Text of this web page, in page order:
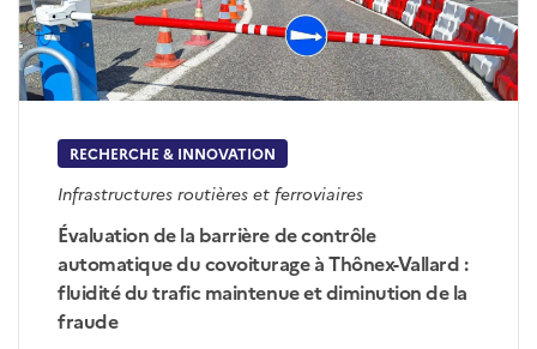
RECHERCHE & INNOVATION
Infrastructures routières et ferroviaires
Évaluation de la barrière de contrôle
automatique du covoiturage à Thônex-Vallard :
fluidité du trafic maintenue et diminution de la
fraude